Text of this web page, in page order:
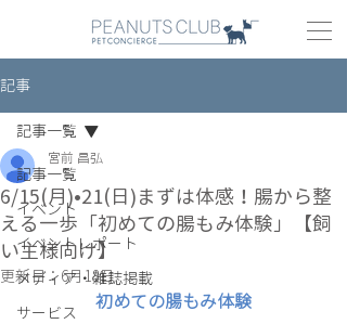
記事
記事一覧
イベント
イベントレポート
メディア・雑誌掲載
サービス
記事一覧
6/15(月)•21(日)まずは体感！腸から整
える一歩「初めての腸もみ体験」【飼
い主様向け】
宮前 昌弘
更新日：6月18日
初めての腸もみ体験